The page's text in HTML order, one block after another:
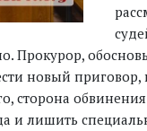
Прокурор,
новый
сторона
и лишить